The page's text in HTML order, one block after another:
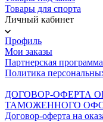
Товары для спорта
Личный кабинет
Профиль
Мои заказы
Партнерская программа
Политика
ДОГОВОР-ОФЕРТА
ТАМОЖЕННОГО
Договор-оферта на